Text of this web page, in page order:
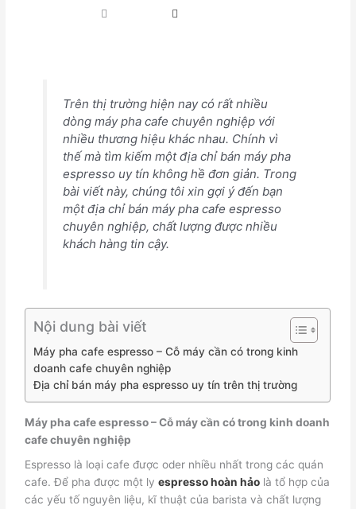
Trên thị trường hiện nay có rất nhiều
dòng máy pha cafe chuyên nghiệp với
nhiều thương hiệu khác nhau. Chính vì
thế mà tìm kiếm một địa chỉ bán máy pha
espresso uy tín không hề đơn giản. Trong
bài viết này, chúng tôi xin gợi ý đến bạn
một địa chỉ bán máy pha cafe espresso
chuyên nghiệp, chất lượng được nhiều
khách hàng tin cậy.
Nội dung bài viết
Máy pha cafe espresso – Cỗ máy cần có trong kinh
doanh cafe chuyên nghiệp
Địa chỉ bán máy pha espresso uy tín trên thị trường
Máy pha cafe espresso – Cỗ máy cần có trong kinh doanh
cafe chuyên nghiệp
Espresso là loại cafe được oder nhiều nhất trong các quán
cafe. Để pha được một lyespresso hoàn hảo là tổ hợp của
các yếu tố nguyên liệu, kĩ thuật của barista và chất lượng